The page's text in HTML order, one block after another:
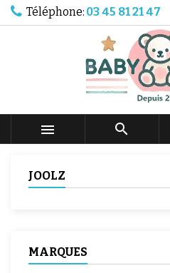
Téléphone: 03 45 81 21 47
 
JOOLZ
MARQUES